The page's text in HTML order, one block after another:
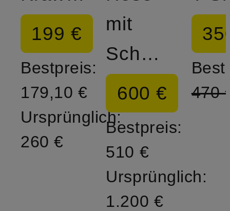
199 €
Bestpreis:
179,10 €
Ursprünglich:
260 €
mit
Schmuckperlen
600 €
Bestpreis:
510 €
Ursprünglich:
1.200 €
470